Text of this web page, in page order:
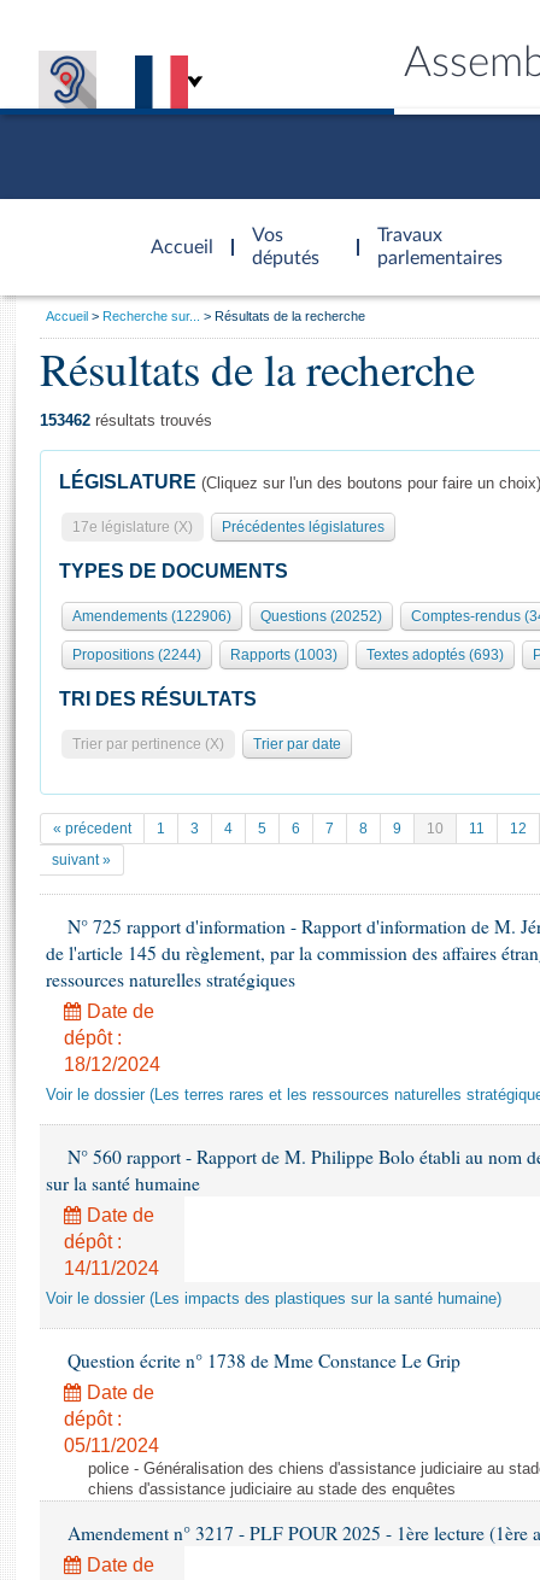
Accueil
d'accueil
Vos
députés
Travaux
parlementaires
Présidence
577 députés
Groupes politiques
Séance publique
Commissions et autres organes
Europe et International
Pétitions
Documents parlementaires
Projets de loi
Propositions de loi
Amendements
Textes adoptés
Rapports d'information
Baromètre de l’application des lois
Dossiers législatifs
Budget et sécurité sociale
Questions écrites et orales
Comptes rendus des débats
Général
Rôle et pouvoirs de l'Assemblée
Organisation de l'Assemblée
Présidence Conférence des Présidents Bureau Collège des
Statistiques et chiffres clés
Documents de référence
( Constitution | Règlement de l'Assemblée ... )
Histoire
Anciennes législatures
Liens vers les sites publics
Visiter l'Assemblée
Visite virtuelle du palais Bourbon
Assister à une séance
La Bibliothèque
Les archives
Contacts et plan d'accès
Photos libres de droit
Vous
Accueil Recherche sur... Résultats de la recherche
Résultats de la recherche
153462 résultats trouvés
LÉGISLATURE (Cliquez sur l'un des boutons pour faire un choix)
17e législature (X) Précédentes législatures
TYPES DE DOCUMENTS
Amendements (122906) Questions (20252) Comptes-rendus
Propositions (2244) Rapports (1003) Textes adoptés (693)
TRI DES RÉSULTATS
Trier par pertinence (X) Trier par date
« précedent 1 3 4 5 6 7 8 9 10 11
12
suivant »
N° 725 rapport d'information - Rapport d'information de M.
de l'article 145 du règlement, par la commission des affaires
ressources naturelles stratégiques
Date de
dépôt :
18/12/2024
Voir le dossier (Les terres rares et les ressources naturelles
N° 560 rapport - Rapport de M. Philippe Bolo établi au nom
sur la santé humaine
Date de
dépôt :
14/11/2024
Voir le dossier (Les impacts des plastiques sur la santé humaine)
Question écrite n° 1738 de Mme Constance Le Grip
Date de
dépôt :
05/11/2024
police - Généralisation des chiens d'assistance judiciaire au
chiens d'assistance judiciaire au stade des enquêtes
Amendement n° 3217 - PLF POUR 2025 - 1ère lecture (1ère
Date de